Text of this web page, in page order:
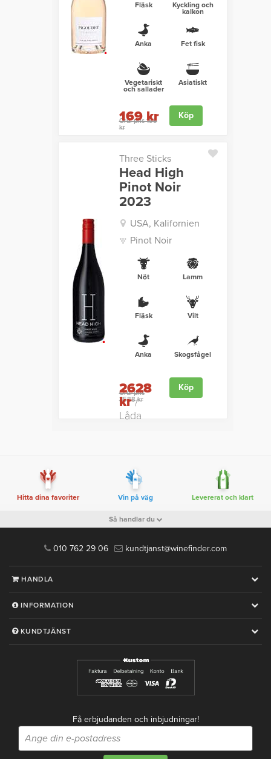
Fläsk Kyckling och
kalkon
Anka Fet fisk
Vegetariskt
och sallader
Asiatiskt
Ord. pris 199
kr
169 kr Köp
Three Sticks
Head High
Pinot Noir
2023
USA, Kalifornien
Pinot Noir
Nöt Lamm
Fläsk Vilt
Anka Skogsfågel
Ord. pris
3588 kr
2628
kr/
Låda
Köp
Hitta dina favoriter Vin på väg Levererat och klart
Så handlar du
010 762 29 06 kundtjanst@winefinder.com
HANDLA
INFORMATION
KUNDTJÄNST
Få erbjudanden och inbjudningar!